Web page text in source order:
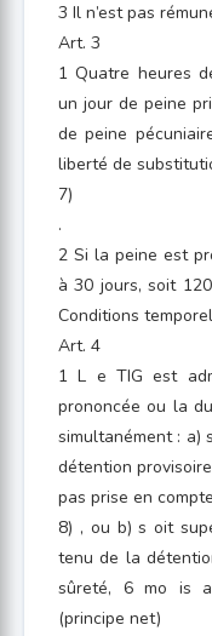
3 Il n’est pas
Art. 3
1 Quatre heures
un jour de peine
de peine
liberté de
7)
.
2 Si la peine est
à 30 jours, soit
Conditions
Art. 4
1 L e TIG est
prononcée ou la
simultanément : a)
détention
pas prise en
8) , ou b) s oit
tenu de la
sûreté, 6 mo is
(principe net)